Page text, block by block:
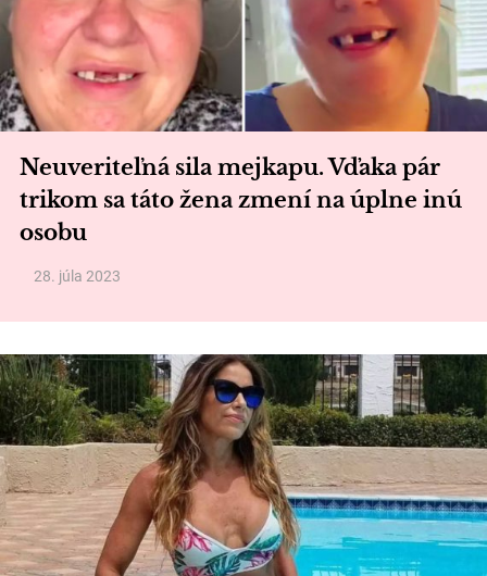
Neuveriteľná sila mejkapu. Vďaka pár
trikom sa táto žena zmení na úplne inú
osobu
28. júla 2023